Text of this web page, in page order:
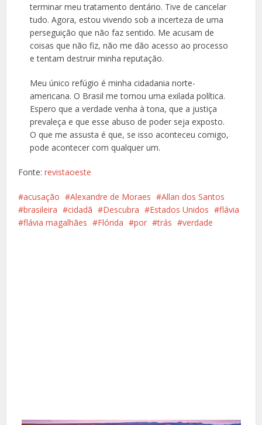
terminar meu tratamento dentário. Tive de cancelar
tudo. Agora, estou vivendo sob a incerteza de uma
perseguição que não faz sentido. Me acusam de
coisas que não fiz, não me dão acesso ao processo
e tentam destruir minha reputação.
Meu único refúgio é minha cidadania norte-
americana. O Brasil me tornou uma exilada política.
Espero que a verdade venha à tona, que a justiça
prevaleça e que esse abuso de poder seja exposto.
O que me assusta é que, se isso aconteceu comigo,
pode acontecer com qualquer um.
Fonte:revistaoeste
acusação Alexandre de Moraes
Allan dos Santos
brasileira
cidadã Descubra Estados Unidos
flávia
flávia magalhães
Flórida por trás verdade